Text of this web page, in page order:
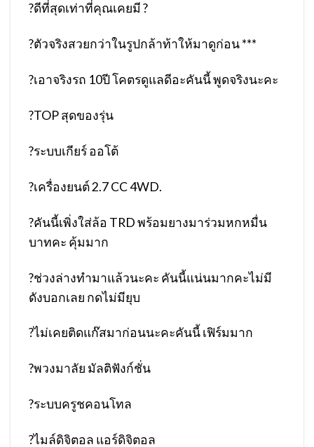
?ดีที่สุดเท่าที่คุณเคยมี?
?ตัวจริงสวยกว่าในรูปกล้าท้าให้มาดูก่อน ***
?เอาจริงรถ 10ปี โคตรดูแลดีอะคันนี้ พูดจริงนะคะ
?TOP สุดของรุ่น
?ระบบเกียร์ ออโต้
?เครื่องยนต์ 2.7 CC 4WD.
?คันนี้เพิ่งใส่ล้อ TRD พร้อมยางมาร่วมหกหมื่น
บาทคะ คุ้มมาก
?ช่วงล่างทำมาแล้วนะคะ คันนี้แน่นมากคะไม่มี
ดังบอกเลย กดไม่มียุบ
?ไม่เคยติดแก๊สมาก่อนนะคะคันนี้ เฟิร์มมาก
?พวงมาลัย มัลติฟังก์ชั่น
?ระบบครูชคอนโทล
?ไมล์ดิจิตอล แอร์ดิจิตอล